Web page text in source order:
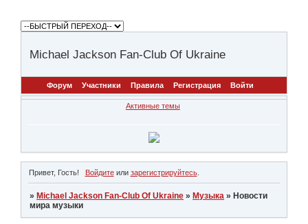
Michael Jackson Fan-Club Of Ukraine
Форум Участники Правила Регистрация Войти
Активные темы
Привет, Гость! Войдитеили зарегистрируйтесь.
» Michael Jackson Fan-Club Of Ukraine » Музыка » Новости
мира музыки